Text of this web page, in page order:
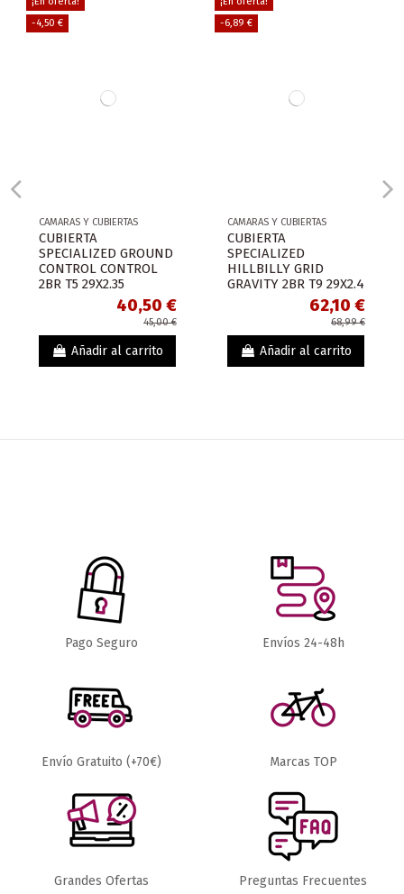
-4,50 €
CAMARAS Y CUBIERTAS
CUBIERTA
SPECIALIZED GROUND
CONTROL CONTROL
2BR T5 29X2.35
40,50 €
45,00 €
Añadir al carrito
-6,89 €
CAMARAS Y CUBIERTAS
CUBIERTA
SPECIALIZED
HILLBILLY GRID
GRAVITY 2BR T9 29X2.4
62,10 €
68,99 €
Añadir al carrito
CUBIERTAS
ASPEN
MOUNTAIN
29X2.40
74,70 € CAMARAS Y CUBIERTAS
CUBIERTA
BLACKBLACK
PLEGABLE 700
67,50 €
Pago Seguro Envíos 24-48h
Envío Gratuito (+70€) Marcas TOP
Grandes Ofertas Preguntas Frecuentes